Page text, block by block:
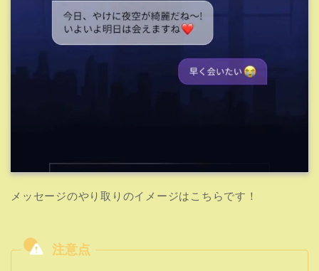
メッセージのやり取りのイメージはこちらです！